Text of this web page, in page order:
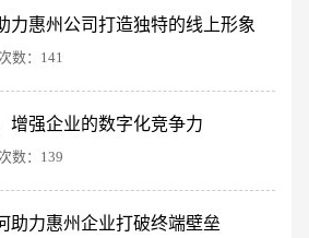
力惠州公司打造独特的线上形象
数：141
增强企业的数字化竞争力
数：139
助力惠州企业打破终端壁垒